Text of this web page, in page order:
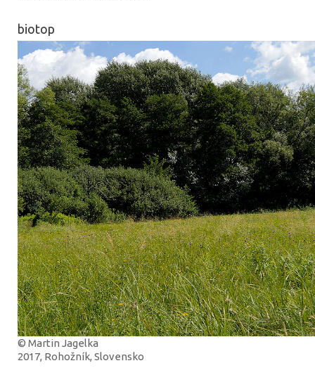
biotop
© Martin Jagelka
2017, Rohožník, Slovensko